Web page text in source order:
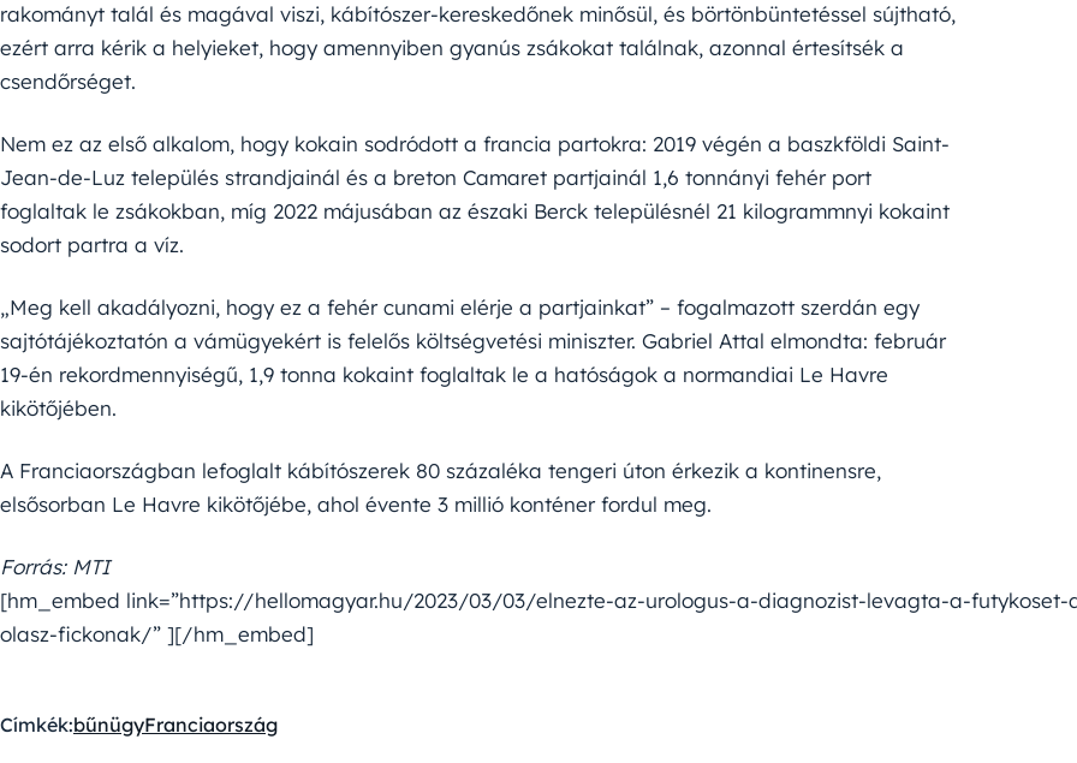
rakományt talál és magával viszi, kábítószer-kereskedőnek minősül, és börtönbüntetéssel sújtható,
ezért arra kérik a helyieket, hogy amennyiben gyanús zsákokat találnak, azonnal értesítsék a
csendőrséget.
Nem ez az első alkalom, hogy kokain sodródott a francia partokra: 2019 végén a baszkföldi Saint-
Jean-de-Luz település strandjainál és a breton Camaret partjainál 1,6 tonnányi fehér port
foglaltak le zsákokban, míg 2022 májusában az északi Berck településnél 21 kilogrammnyi kokaint
sodort partra a víz.
„Meg kell akadályozni, hogy ez a fehér cunami elérje a partjainkat” – fogalmazott szerdán egy
sajtótájékoztatón a vámügyekért is felelős költségvetési miniszter. Gabriel Attal elmondta: február
19-én rekordmennyiségű, 1,9 tonna kokaint foglaltak le a hatóságok a normandiai Le Havre
kikötőjében.
A Franciaországban lefoglalt kábítószerek 80 százaléka tengeri úton érkezik a kontinensre,
elsősorban Le Havre kikötőjébe, ahol évente 3 millió konténer fordul meg.
Forrás: MTI
[hm_embed link=”https://hellomagyar.hu/2023/03/03/elnezte-az-urologus-a-diagnozist-levagta-a-futykoset-
olasz-fickonak/” ][/hm_embed]
Címkék:bűnügyFranciaország